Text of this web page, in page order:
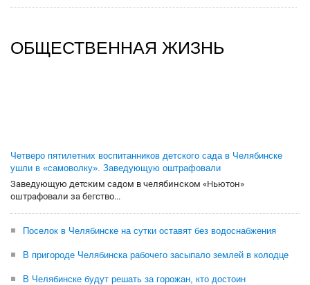
ОБЩЕСТВЕННАЯ ЖИЗНЬ
Четверо пятилетних воспитанников детского сада в Челябинске
ушли в «самоволку». Заведующую оштрафовали
Заведующую детским садом в челябинском «Ньютон»
оштрафовали за бегство...
Поселок в Челябинске на сутки оставят без водоснабжения
В пригороде Челябинска рабочего засыпало землей в колодце
В Челябинске будут решать за горожан, кто достоин